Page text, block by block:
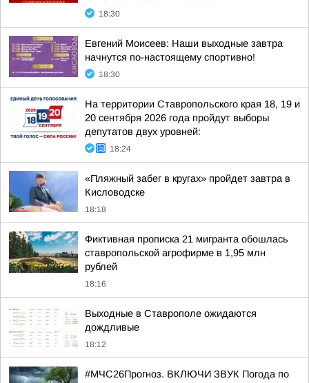
18:30
Евгений Моисеев: Наши выходные завтра
начнутся по-настоящему спортивно!
18:30
На территории Ставропольского края 18, 19 и
20 сентября 2026 года пройдут выборы
депутатов двух уровней:
18:24
«Пляжный забег в кругах» пройдет завтра в
Кисловодске
18:18
Фиктивная прописка 21 мигранта обошлась
ставропольской агрофирме в 1,95 млн
рублей
18:16
Выходные в Ставрополе ожидаются
дождливые
18:12
#МЧС26Прогноз. ВКЛЮЧИ ЗВУК Погода по